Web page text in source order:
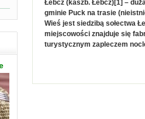
Łebcz (kaszb. Łebcz)[1] –
gminie Puck na trasie
Wieś jest siedzibą sołectwa
miejscowości znajduje się
turystycznym zapleczem